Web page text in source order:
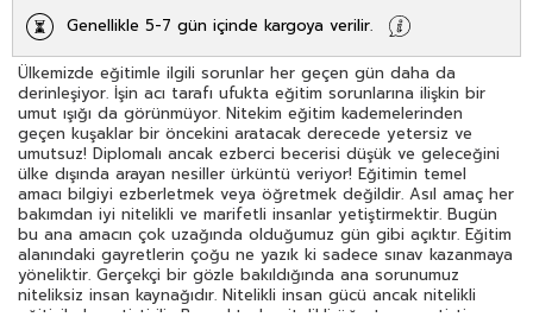
Genellikle 5-7 gün içinde kargoya verilir.
Ülkemizde eğitimle ilgili sorunlar her geçen gün daha da
derinleşiyor. İşin acı tarafı ufukta eğitim sorunlarına ilişkin bir
umut ışığı da görünmüyor. Nitekim eğitim kademelerinden
geçen kuşaklar bir öncekini aratacak derecede yetersiz ve
umutsuz! Diplomalı ancak ezberci becerisi düşük ve geleceğini
ülke dışında arayan nesiller ürküntü veriyor! Eğitimin temel
amacı bilgiyi ezberletmek veya öğretmek değildir. Asıl amaç her
bakımdan iyi nitelikli ve marifetli insanlar yetiştirmektir. Bugün
bu ana amacın çok uzağında olduğumuz gün gibi açıktır. Eğitim
alanındaki gayretlerin çoğu ne yazık ki sadece sınav kazanmaya
yöneliktir. Gerçekçi bir gözle bakıldığında ana sorunumuz
niteliksiz insan kaynağıdır. Nitelikli insan gücü ancak nitelikli